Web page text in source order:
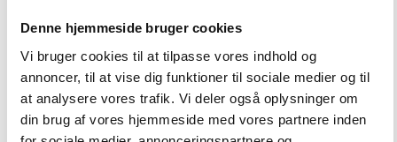
Denne hjemmeside bruger cookies
Vi bruger cookies til at tilpasse vores indhold og
annoncer, til at vise dig funktioner til sociale medier og til
at analysere vores trafik. Vi deler også oplysninger om
din brug af vores hjemmeside med vores partnere inden
Fakta
Bølge 2 omfatter hovedsageligt departementer i hovedstadsområdet
og er en del af arbejdet med at implementere Statens Facility
Management, der blev besluttet tilbage i 2017. Bølge 1 blev sat i drift